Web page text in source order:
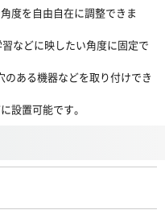
度を自由自在に調整できま
などに映したい角度に固定で
ある機器などを取り付けでき
設置可能です。